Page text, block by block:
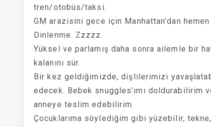
tren/otobüs/taksi.
GM arazisini gece için Manhattan’dan
Dinlenme. Zzzzz.
Yüksel ve parlamış daha sonra ailemle bir
kalanını sür.
Bir kez geldiğimizde, dişlilerimizi
edecek. Bebek snuggles’ımı doldurabilirim
anneye teslim edebilirim.
Çocuklarıma söylediğim gibi yüzebilir,